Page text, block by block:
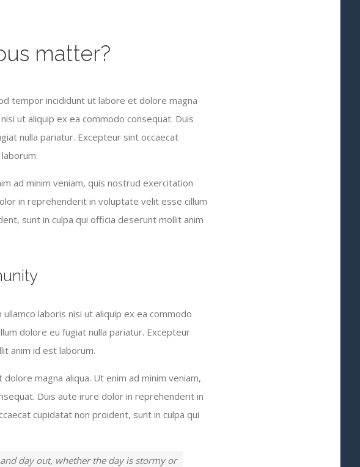
matter?
tempor incididunt ut labore et dolore magna
ut aliquip ex ea commodo consequat. Duis
nulla pariatur. Excepteur sint occaecat
ad minim veniam, quis nostrud exercitation
in reprehenderit in voluptate velit esse cillum
sunt in culpa qui officia deserunt mollit anim
laboris nisi ut aliquip ex ea commodo
dolore eu fugiat nulla pariatur. Excepteur
anim id est laborum.
magna aliqua. Ut enim ad minim veniam,
Duis aute irure dolor in reprehenderit in
cupidatat non proident, sunt in culpa qui
day out, whether the day is stormy or